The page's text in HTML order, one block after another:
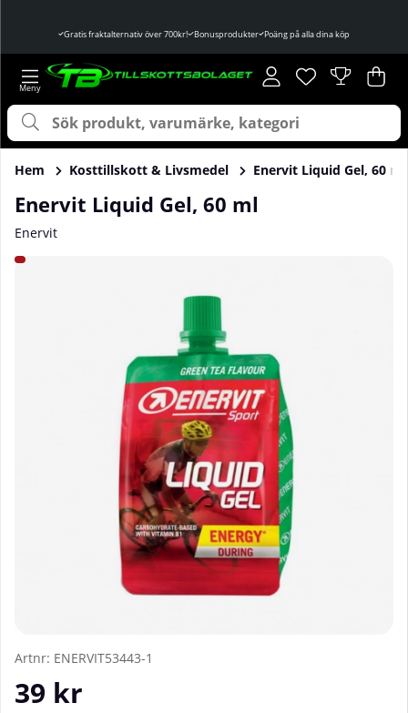
Gratis fraktalternativ över 700kr! Bonusprodukter Poäng på alla dina köp
Önskelista
Antal i
. .
Hem Kosttillskott & Livsmedel Enervit Liquid Gel, 60 ml
Enervit Liquid Gel, 60 ml
Enervit
Produktbilder Enervit Liquid Gel, 60 ml
Artnr: ENERVIT53443-1
39 kr